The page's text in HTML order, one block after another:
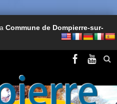
Commune de Dompierre-sur-